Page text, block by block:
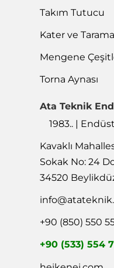
Torna Aynası
1983.. |
Kavaklı
Sokak No: 24
34520
+90 (850) 550
+90 (533) 554
heikenei.com